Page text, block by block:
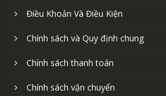
Điều Khoản Và Điều Kiện
Chính sách và Quy định chung
Chính sách thanh toán
Chính sách vận chuyển